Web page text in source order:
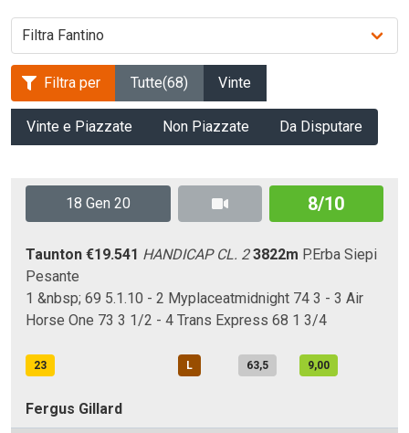
Filtra per Tutte(68) Vinte
Vinte e Piazzate Non Piazzate Da Disputare
18 Gen 20 8/10
Taunton €19.541 HANDICAP CL. 2 3822m P.Erba Siepi
Pesante
1 &nbsp; 69 5.1.10 - 2 Myplaceatmidnight 74 3 - 3 Air
Horse One 73 3 1/2 - 4 Trans Express 68 1 3/4
23 L 63,5 9,00
Fergus Gillard